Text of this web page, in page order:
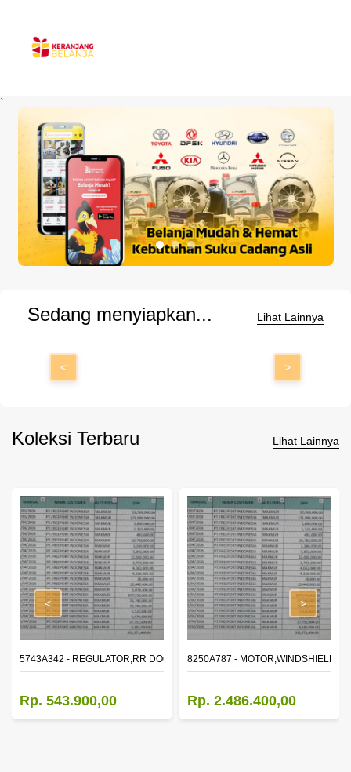
`
Sedang menyiapkan... Lihat Lainnya
< >
Koleksi Terbaru Lihat Lainnya
WINDOW,LH
5743A342 - REGULATOR,RR DOOR WINDOW,RH
Rp. 543.900,00
8250A787 - MOTOR,WINDSHIELD
Rp. 2.486.400,00
< >